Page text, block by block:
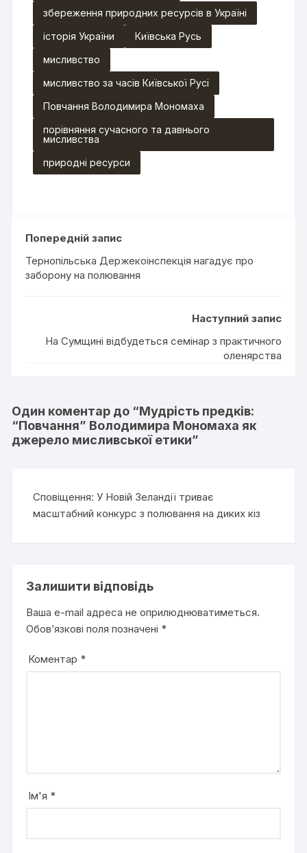
збереження природних ресурсів в Україні
історія України
Київська Русь
мисливство
мисливство за часів Київської Русі
Повчання Володимира Мономаха
порівняння сучасного та давнього
мисливства
природні ресурси
Попередній запис
Тернопільська Держекоінспекція нагадує про
заборону на полювання
Наступний запис
На Сумщині відбудеться семінар з практичного
оленярства
Один коментар до “Мудрість предків:
“Повчання” Володимира Мономаха як
джерело мисливської етики”
Сповіщення:У Новій Зеландії триває
масштабний конкурс з полювання на диких кіз
Залишити відповідь
Ваша e-mail адреса не оприлюднюватиметься.
Обов’язкові поля позначені *
Коментар *
Ім'я *